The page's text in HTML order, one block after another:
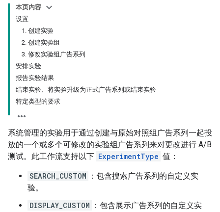
本页内容
设置
1. 创建实验
2. 创建实验组
3. 修改实验组广告系列
安排实验
报告实验结果
结束实验、将实验升级为正式广告系列或结束实验
特定类型的要求
系统管理的实验用于通过创建与原始对照组广告系列一起投
放的一个或多个可修改的实验组广告系列来对更改进行 A/B
测试。此工作流支持以下 ExperimentType 值：
SEARCH_CUSTOM
：包含搜索广告系列的自定义实
验。
DISPLAY_CUSTOM
：包含展示广告系列的自定义实